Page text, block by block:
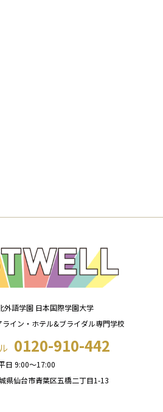
外語学園 日本国際学園大学
イン・ホテル&ブライダル専門学校
0120-910-442
日 9:00～17:00
仙台市青葉区五橋二丁目1-13